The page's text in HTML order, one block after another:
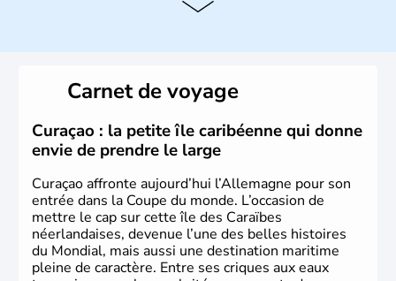
lesquelles bénéficient d'une grande autonomie. Le pays
peut se targuer de grands noms qu'il a vu naître dans tous
les domaines, des arts à la politique en passant par la
philosophie. Hertz, Gutenberg, Heidegger, Thomas Mann,
Herman Hesse ou bien Hegel en font partie.
Carnet de voyage
Curaçao : la petite île caribéenne qui donne
envie de prendre le large
Curaçao affronte aujourd’hui l’Allemagne pour son
entrée dans la Coupe du monde. L’occasion de
mettre le cap sur cette île des Caraïbes
néerlandaises, devenue l’une des belles histoires
du Mondial, mais aussi une destination maritime
pleine de caractère. Entre ses criques aux eaux